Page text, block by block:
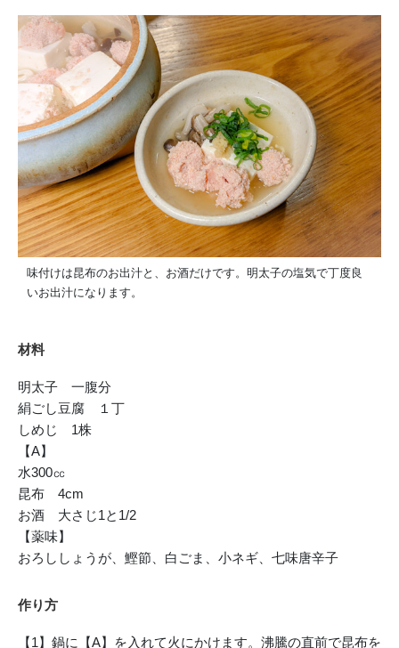
味付けは昆布のお出汁と、お酒だけです。明太子の塩気で丁度良
いお出汁になります。
材料
明太子 一腹分
絹ごし豆腐 １丁
しめじ 1株
【A】
水300㏄
昆布 4cm
お酒 大さじ1と1/2
【薬味】
おろししょうが、鰹節、白ごま、小ネギ、七味唐辛子
作り方
【1】鍋に【A】を入れて火にかけます。沸騰の直前で昆布を